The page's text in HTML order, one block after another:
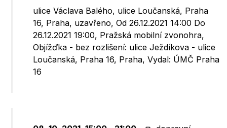
ulice Václava Balého, ulice Loučanská, Praha
16, Praha, uzavřeno, Od 26.12.2021 14:00 Do
26.12.2021 19:00, Pražská mobilní zvonohra,
Objížďka - bez rozlišení: ulice Ježdíkova - ulice
Loučanská, Praha 16, Praha, Vydal: ÚMČ Praha
16